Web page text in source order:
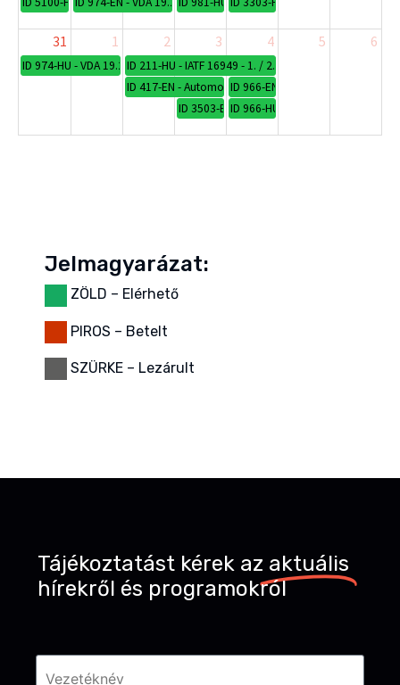
31
ID 974-HU - VDA 19.2 Műszaki tisztaság a gyártásban “Képesített
1 2
ID 211-HU - IATF 16949 - 1. / 2. fél általi (belső)
ID 417-EN - Automotive Core Tools for Process and
3
ID 3503-EN - Mercedes-Benz Group
4
ID 966-EN - VDA 6.8 for VDA 6.3
ID 966-HU - VDA 6.8 képzés
5 6
Jelmagyarázat:
ZÖLD – Elérhető
PIROS – Betelt
SZÜRKE – Lezárult
Tájékoztatást kérek az aktuális
hírekről és programokról
Név *